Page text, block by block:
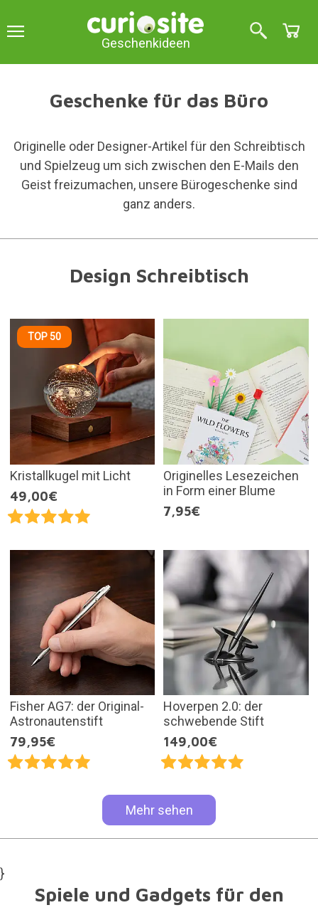
Geschenkideen
Geschenke für das Büro
Originelle oder Designer-Artikel für den Schreibtisch
und Spielzeug um sich zwischen den E-Mails den
Geist freizumachen, unsere Bürogeschenke sind
ganz anders.
Design Schreibtisch
TOP 50
Kristallkugel mit Licht
49,00€
Originelles Lesezeichen
in Form einer Blume
7,95€
Fisher AG7: der Original-
Astronautenstift
79,95€
Hoverpen 2.0: der
schwebende Stift
149,00€
Mehr sehen
}
Spiele und Gadgets für den